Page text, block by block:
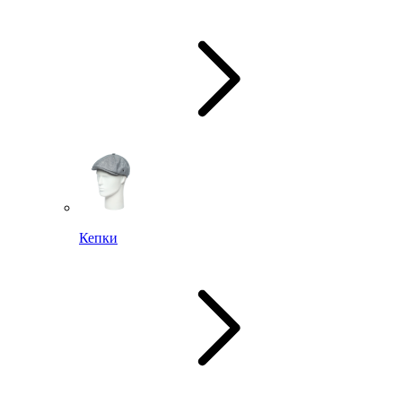
Кепки